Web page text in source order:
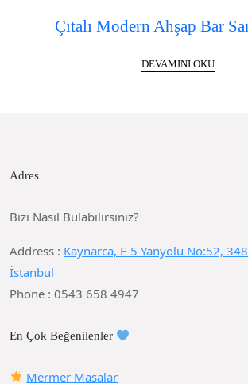
Çıtalı Modern Ahşap Bar
DEVAMINI OKU
Adres
Bizi Nasıl Bulabilirsiniz?
Address : Kaynarca, E-5 Yanyolu No:52,
İstanbul
Phone : 0543 658 4947
En Çok Beğenilenler
Mermer Masalar